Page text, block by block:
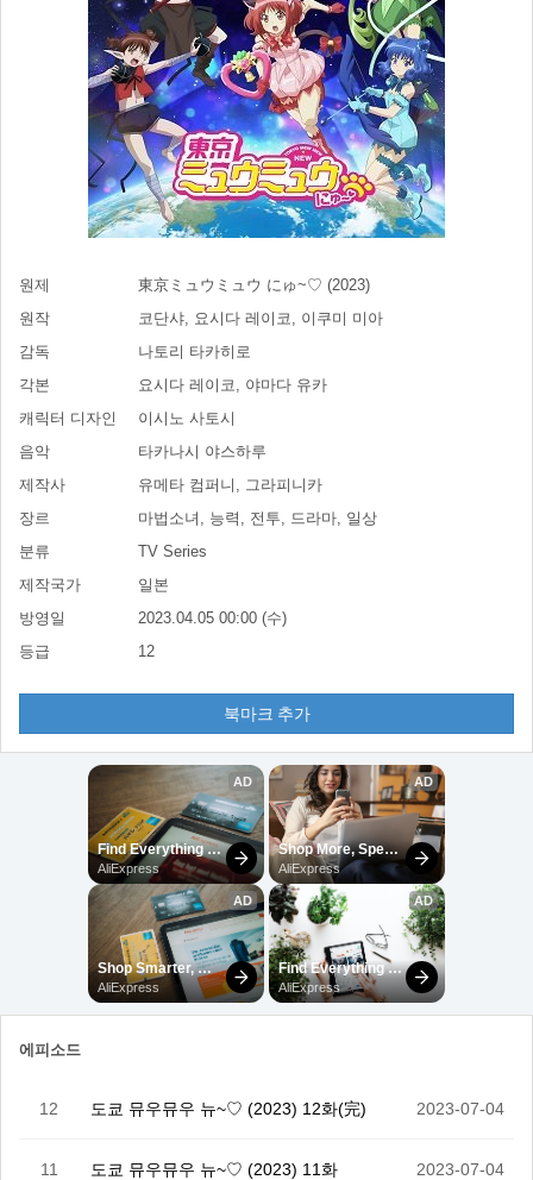
원제
東京ミュウミュウ にゅ~♡ (2023)
원작
코단샤, 요시다 레이코, 이쿠미 미아
감독
나토리 타카히로
각본
요시다 레이코, 야마다 유카
캐릭터 디자인
이시노 사토시
음악
타카나시 야스하루
제작사
유메타 컴퍼니, 그라피니카
장르
마법소녀, 능력, 전투, 드라마, 일상
분류
TV Series
제작국가
일본
방영일
2023.04.05 00:00 (수)
등급
12
북마크 추가
에피소드
12 도쿄 뮤우뮤우 뉴~♡ (2023) 12화(完) 2023-07-04
11 도쿄 뮤우뮤우 뉴~♡ (2023) 11화 2023-07-04